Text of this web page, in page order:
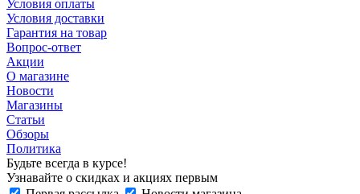
Условия оплаты
Условия доставки
Гарантия на товар
Вопрос-ответ
Акции
О магазине
Новости
Магазины
Статьи
Обзоры
Политика
Будьте всегда в курсе!
Узнавайте о скидках и акциях первым